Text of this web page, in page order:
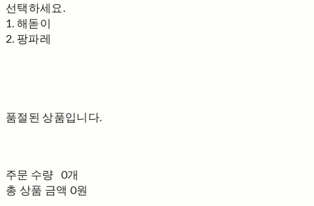
선택하세요.
1. 해돋이
2. 팡파레
품절된 상품입니다.
주문 수량 0개
총 상품 금액 0원